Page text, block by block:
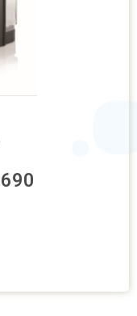
690